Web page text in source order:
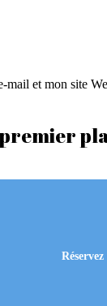
mail et mon site